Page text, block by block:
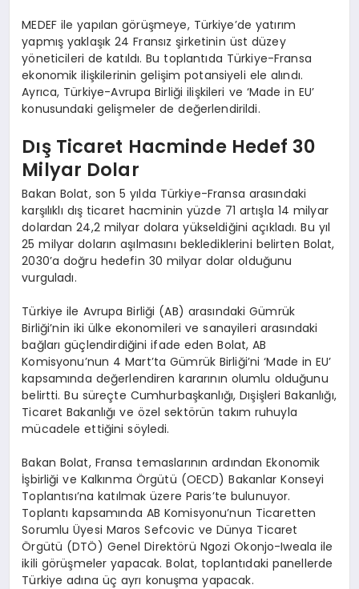
MEDEF ile yapılan görüşmeye, Türkiye’de yatırım
yapmış yaklaşık 24 Fransız şirketinin üst düzey
yöneticileri de katıldı. Bu toplantıda Türkiye-Fransa
ekonomik ilişkilerinin gelişim potansiyeli ele alındı.
Ayrıca, Türkiye-Avrupa Birliği ilişkileri ve ‘Made in EU’
konusundaki gelişmeler de değerlendirildi.
Dış Ticaret Hacminde Hedef 30
Milyar Dolar
Bakan Bolat, son 5 yılda Türkiye-Fransa arasındaki
karşılıklı dış ticaret hacminin yüzde 71 artışla 14 milyar
dolardan 24,2 milyar dolara yükseldiğini açıkladı. Bu yıl
25 milyar doların aşılmasını beklediklerini belirten Bolat,
2030’a doğru hedefin 30 milyar dolar olduğunu
vurguladı.
Türkiye ile Avrupa Birliği (AB) arasındaki Gümrük
Birliği’nin iki ülke ekonomileri ve sanayileri arasındaki
bağları güçlendirdiğini ifade eden Bolat, AB
Komisyonu’nun 4 Mart’ta Gümrük Birliği’ni ‘Made in EU’
kapsamında değerlendiren kararının olumlu olduğunu
belirtti. Bu süreçte Cumhurbaşkanlığı, Dışişleri Bakanlığı,
Ticaret Bakanlığı ve özel sektörün takım ruhuyla
mücadele ettiğini söyledi.
Bakan Bolat, Fransa temaslarının ardından Ekonomik
İşbirliği ve Kalkınma Örgütü (OECD) Bakanlar Konseyi
Toplantısı’na katılmak üzere Paris’te bulunuyor.
Toplantı kapsamında AB Komisyonu’nun Ticaretten
Sorumlu Üyesi Maros Sefcovic ve Dünya Ticaret
Örgütü (DTÖ) Genel Direktörü Ngozi Okonjo-Iweala ile
ikili görüşmeler yapacak. Bolat, toplantıdaki panellerde
Türkiye adına üç ayrı konuşma yapacak.